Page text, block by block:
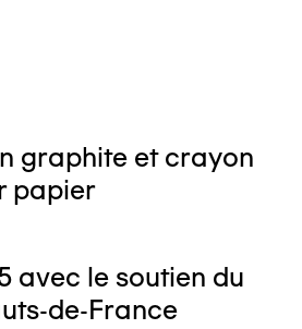
graphite et crayon
papier
avec le soutien du
de-France